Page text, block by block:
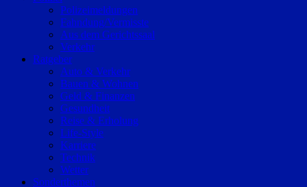
Polizeimeldungen
Fahndung/Vermisste
Aus dem Gerichtssaal
Verkehr
Ratgeber
Auto & Verkehr
Bauen & Wohnen
Geld & Finanzen
Gesundheit
Reise & Erholung
Life-Style
Karriere
Technik
Wetter
Sonderthemen